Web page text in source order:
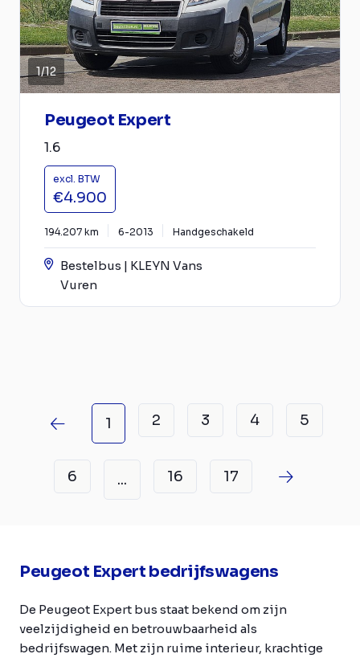
1/12
Peugeot Expert
1.6
excl. BTW
€4.900
194.207 km 6-2013 Handgeschakeld
Bestelbus | KLEYN Vans
Vuren
1 2 3 4 5
6 ... 16 17
Peugeot Expert bedrijfswagens
De Peugeot Expert bus staat bekend om zijn
veelzijdigheid en betrouwbaarheid als
bedrijfswagen. Met zijn ruime interieur, krachtige